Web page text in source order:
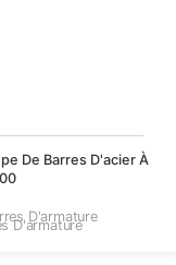
De Barres D'acier À
D'armature
D'armature